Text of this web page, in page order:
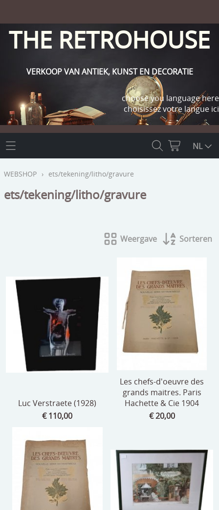
THE RETROHOUSE
VERKOOP VAN ANTIEK, KUNST EN DECORATIE
choose you language here
choisissez votre langue ici
THE RETROHOUSE
WEBSHOP
OUTLET
curiosa
schilderijen
porselein/aardewerk
juwelen/horloges/brillen
medailles/munten/bankbiljetten
glaswerk
speelgoed
zilverwerk
klokken
spiegels
INFO
NL
WEBSHOP › ets/tekening/litho/gravure
ets/tekening/litho/gravure
Weergave Sorteren
Luc Verstraete (1928)
€ 110,00
Les chefs-d'oeuvre des
grands maitres. Paris
Hachette & Cie 1904
€ 20,00